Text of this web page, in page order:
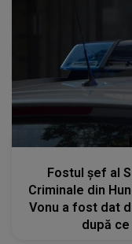
Fostul șef al
Criminale din
Vonu a fost dat
după